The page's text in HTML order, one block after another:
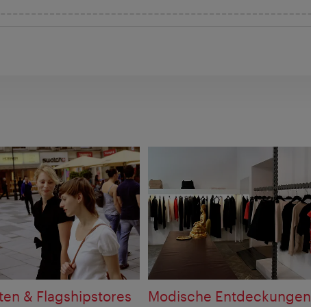
& Flagshipstores Modische Entdeckungen